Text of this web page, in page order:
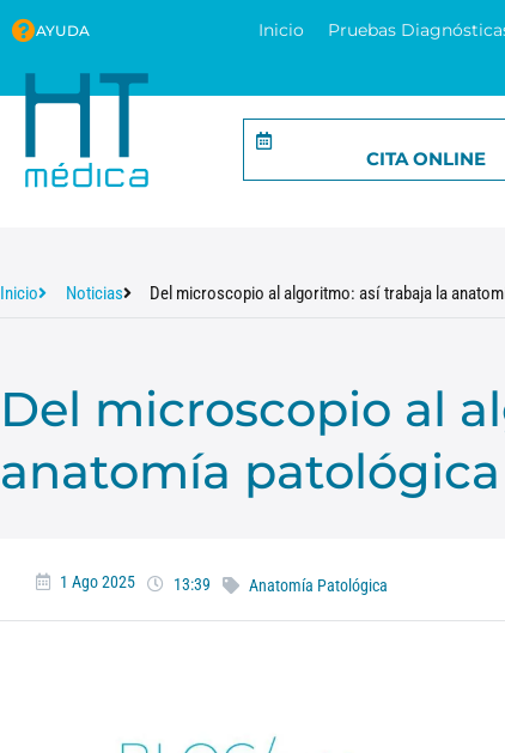
AYUDA Inicio Pruebas
CITA ONLINE
Inicio Noticias Del microscopio al algoritmo: así trabaja la
Del microscopio al
anatomía
1 Ago 2025 13:39 Anatomía Patológica